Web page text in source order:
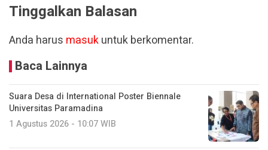
Tinggalkan Balasan
Anda harus masukuntuk berkomentar.
Baca Lainnya
Suara Desa di International Poster Biennale
Universitas Paramadina
1 Agustus 2026 - 10:07 WIB